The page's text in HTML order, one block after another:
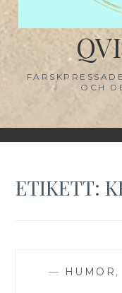
OCH
ETIKETT:
— HUMOR ,